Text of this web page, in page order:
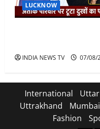
LUCKNOW
INDIA NEWS TV 07/08/
International
Uttrakhand
Mumbai
Fashion